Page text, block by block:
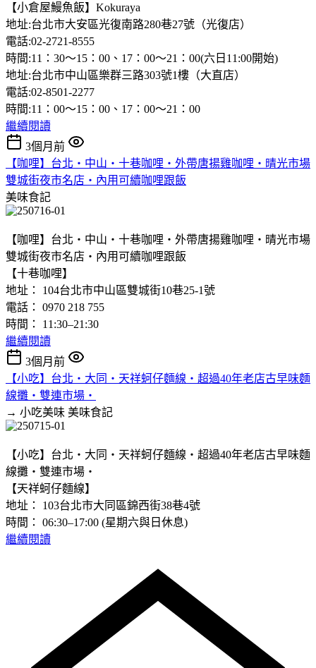
【小倉屋鰻魚飯】Kokuraya
地址:台北市大安區光復南路280巷27號（光復店）
電話:02-2721-8555
時間:11：30〜15：00、17：00〜21：00(六日11:00開始)
地址:台北市中山區樂群三路303號1樓（大直店）
電話:02-8501-2277
時間:11：00〜15：00、17：00〜21：00
繼續閱讀
3個月前
【咖哩】台北‧中山‧十巷咖哩‧外帶唐揚雞咖哩‧晴光市場
雙城街夜市名店‧內用可續咖哩跟飯
美味食記
【咖哩】台北‧中山‧十巷咖哩‧外帶唐揚雞咖哩‧晴光市場
雙城街夜市名店‧內用可續咖哩跟飯
【十巷咖哩】
地址： 104台北市中山區雙城街10巷25-1號
電話： 0970 218 755
時間： 11:30–21:30
繼續閱讀
3個月前
【小吃】台北‧大同‧天祥蚵仔麵線‧超過40年老店古早味麵
線攤‧雙連市場‧
→ 小吃美味 美味食記
【小吃】台北‧大同‧天祥蚵仔麵線‧超過40年老店古早味麵
線攤‧雙連市場‧
【天祥蚵仔麵線】
地址： 103台北市大同區錦西街38巷4號
時間： 06:30–17:00 (星期六與日休息)
繼續閱讀